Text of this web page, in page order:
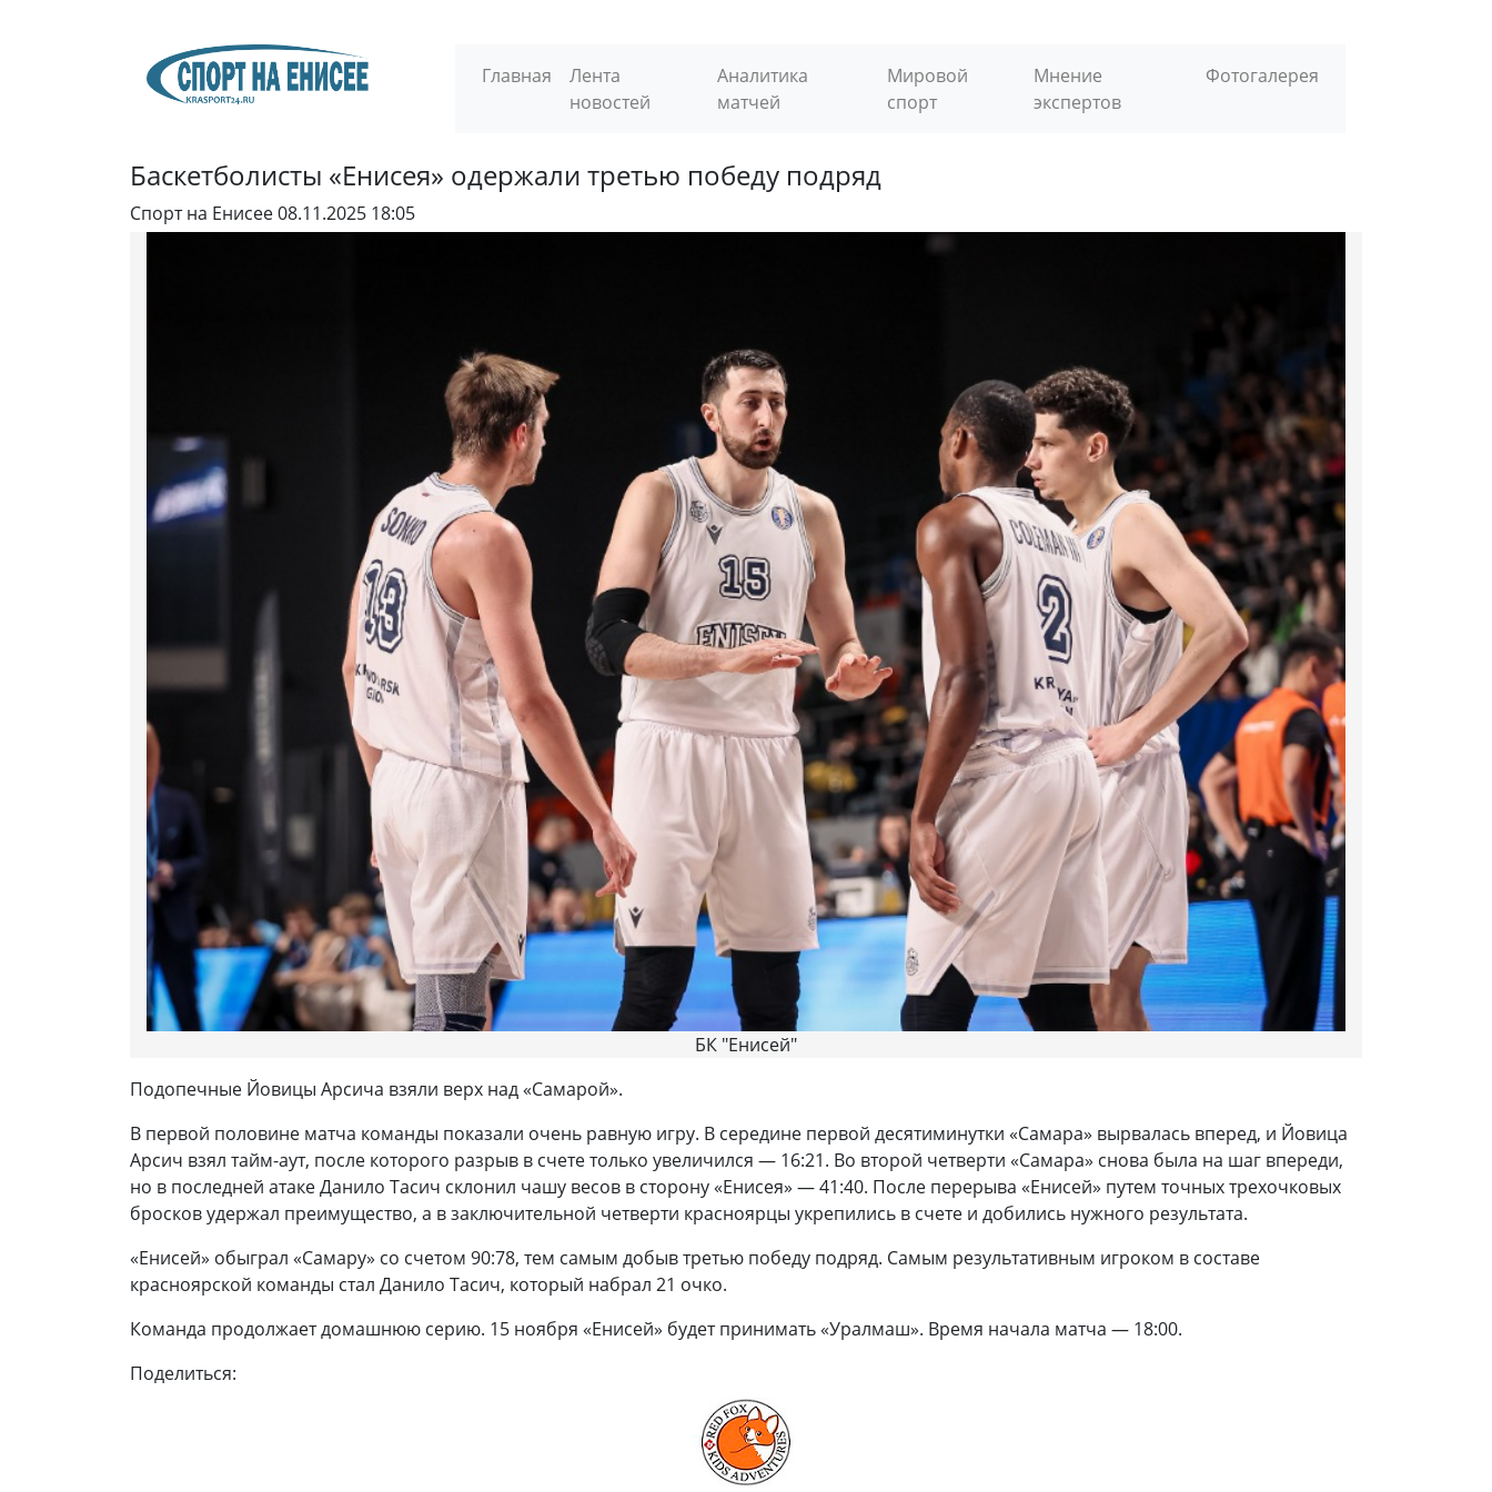
Главная
Лента
новостей
Аналитика
матчей
Мировой
спорт
Мнение
экспертов
Фотогалерея
Баскетболисты «Енисея» одержали третью победу подряд
Спорт на Енисее08.11.2025 18:05
БК "Енисей"
Подопечные Йовицы Арсича взяли верх над «Самарой».
В первой половине матча команды показали очень равную игру. В середине первой десятиминутки «Самара» вырвалась вперед, и Йовица
Арсич взял тайм-аут, после которого разрыв в счете только увеличился — 16:21. Во второй четверти «Самара» снова была на шаг впереди,
но в последней атаке Данило Тасич склонил чашу весов в сторону «Енисея» — 41:40. После перерыва «Енисей» путем точных трехочковых
бросков удержал преимущество, а в заключительной четверти красноярцы укрепились в счете и добились нужного результата.
«Енисей» обыграл «Самару» со счетом 90:78, тем самым добыв третью победу подряд. Самым результативным игроком в составе
красноярской команды стал Данило Тасич, который набрал 21 очко.
Команда продолжает домашнюю серию. 15 ноября «Енисей» будет принимать «Уралмаш». Время начала матча — 18:00.
Поделиться: